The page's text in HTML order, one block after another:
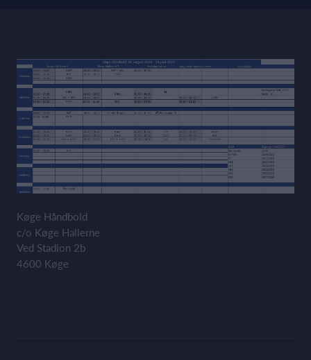
Køge Håndbold
c/o Køge Hallerne
Ved Stadion 2b
4600 Køge